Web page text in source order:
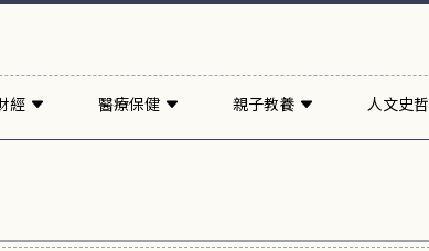
經 醫療保健 親子教養 人文史哲